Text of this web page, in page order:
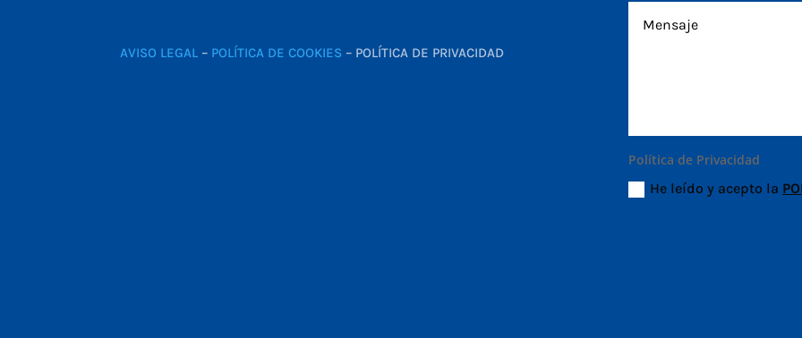
AVISO LEGAL – POLÍTICA DE COOKIES – POLÍTICA DE PRIVACIDAD
Política de Privacidad
He leído y acepto la